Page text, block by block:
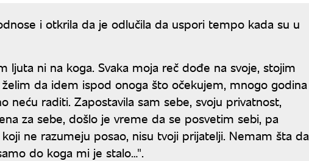
i otkrila da je odlučila da uspori tempo kada su u
ljuta ni na koga. Svaka moja reč dođe na svoje, stojim
da idem ispod onoga što očekujem, mnogo godina
neću raditi. Zapostavila sam sebe, svoju privatnost,
za sebe, došlo je vreme da se posvetim sebi, pa
ne razumeju posao, nisu tvoji prijatelji. Nemam šta da
do koga mi je stalo…".